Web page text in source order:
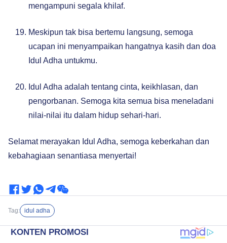
mengampuni segala khilaf.
Meskipun tak bisa bertemu langsung, semoga
ucapan ini menyampaikan hangatnya kasih dan doa
Idul Adha untukmu.
Idul Adha adalah tentang cinta, keikhlasan, dan
pengorbanan. Semoga kita semua bisa meneladani
nilai-nilai itu dalam hidup sehari-hari.
Selamat merayakan Idul Adha, semoga keberkahan dan
kebahagiaan senantiasa menyertai!
Tag: idul adha